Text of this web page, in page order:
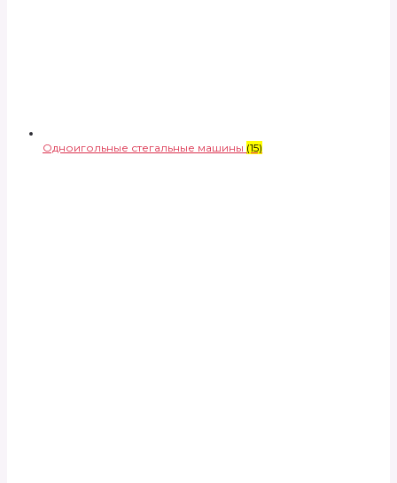
Одноигольные стегальные машины (15)